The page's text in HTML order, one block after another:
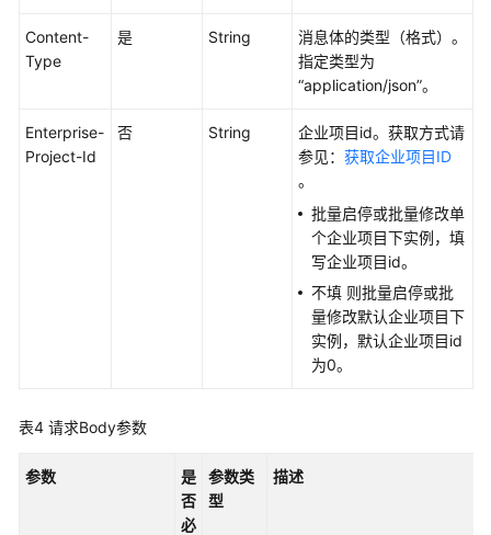
更
档
Content-
Type
是 String
消息体的类型（格式）。
指定类型为
“application/json”。
Enterprise-
Project-Id
否 String
企业项目id。获取方式请
参见： 获取企业项目ID
。
批量启停或批量修改单
个企业项目下实例，填
写企业项目id。
不填 则批量启停或批
量修改默认企业项目下
实例，默认企业项目id
为0。
表4 请求Body参数
参数
是
否
必
参数类
型
描述